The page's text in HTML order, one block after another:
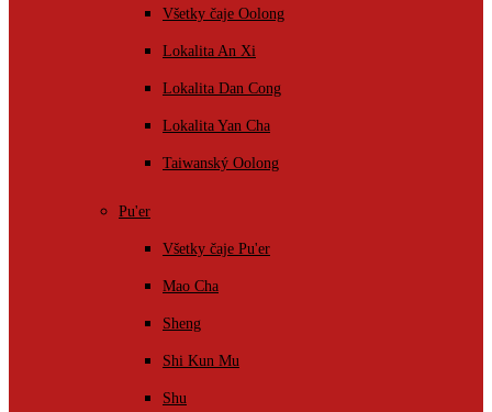
Všetky čaje Oolong
Lokalita An Xi
Lokalita Dan Cong
Lokalita Yan Cha
Taiwanský Oolong
Pu'er
Všetky čaje Pu'er
Mao Cha
Sheng
Shi Kun Mu
Shu